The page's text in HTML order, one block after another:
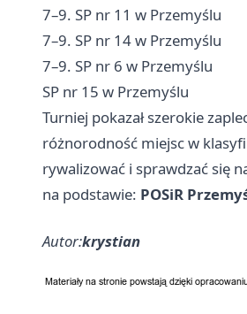
7–9. SP nr 11 w Przemyślu
7–9. SP nr 14 w Przemyślu
7–9. SP nr 6 w Przemyślu
SP nr 15 w Przemyślu
Turniej pokazał szerokie
różnorodność miejsc w
rywalizować i sprawdzać się
na podstawie: POSiR
Autor:krystian